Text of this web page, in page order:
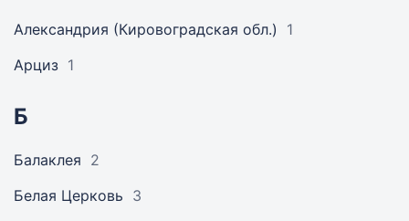
Александрия (Кировоградская обл.)
1
Арциз 1
Б
Балаклея 2
Белая Церковь 3